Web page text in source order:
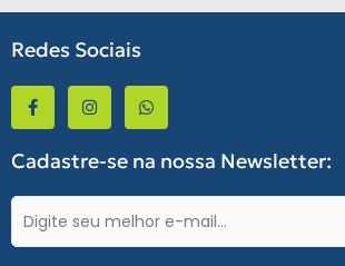
Redes Sociais
F
a
c
e
o
k
-
f
I
n
s
t
g
a
m
W
h
a
t
a
p
Cadastre-se na nossa Newsletter:
E-
mail